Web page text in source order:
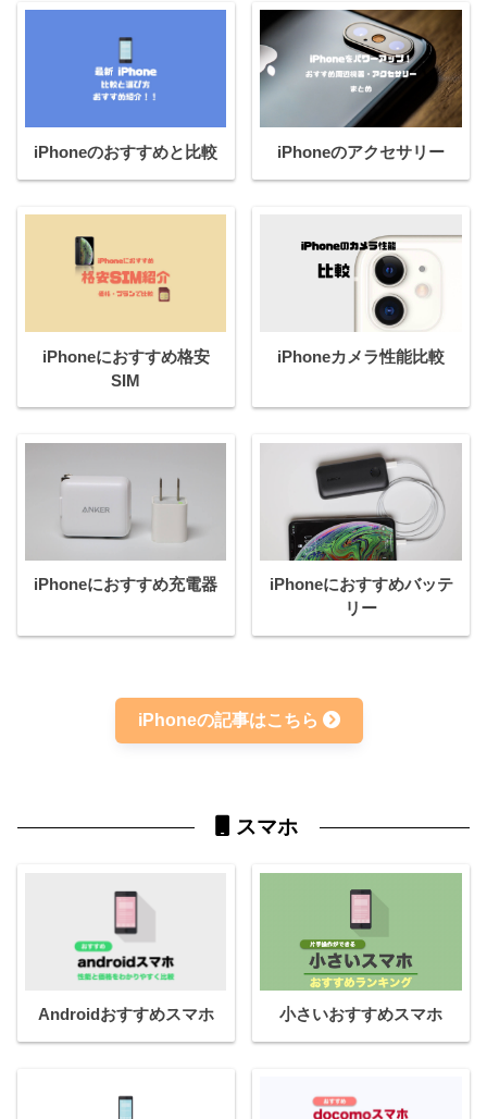
iPhoneのおすすめと比較 iPhoneのアクセサリー
iPhoneにおすすめ格安
SIM
iPhoneカメラ性能比較
iPhoneにおすすめ充電器
iPhoneにおすすめバッテ
リー
iPhoneの記事はこちら
スマホ
Androidおすすめスマホ 小さいおすすめスマホ